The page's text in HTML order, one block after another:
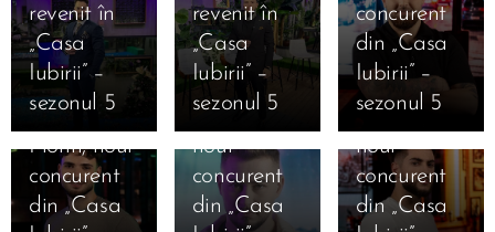
revenit în
„Casa
Iubirii” –
sezonul 5
revenit în
„Casa
Iubirii” –
sezonul 5
concurent
din „Casa
Iubirii” –
sezonul 5
12.01.2026
Cine este
Valentin
Florin, noul
concurent
din „Casa
12.01.2026
Cine este
Alexandru
Punga,
noul
concurent
din „Casa
12.01.2026
Cine este
Iosif
Ciolan,
noul
concurent
din „Casa
12.01.2026
Cine este
12.01.2026
Cine este
12.01.2026
Cine este
Ana
11.01.2026
Marea
Finală